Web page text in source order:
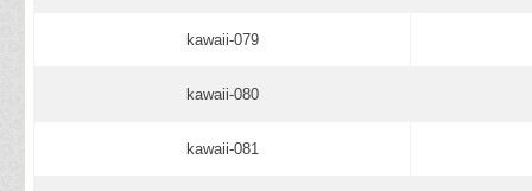
kawaii-079
kawaii-080
kawaii-081